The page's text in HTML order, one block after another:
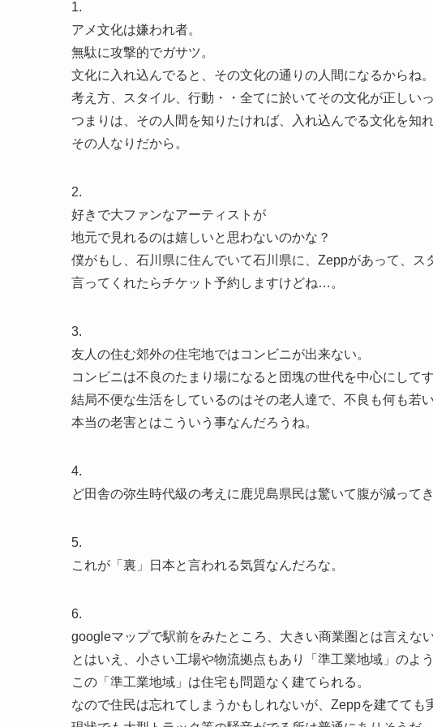
1.
アメ文化は嫌われ者。
無駄に攻撃的でガサツ。
文化に入れ込んでると、その文化の通りの人間になるからね。
考え方、スタイル、行動・・全てに於いてその文化が正しい
つまりは、その人間を知りたければ、入れ込んでる文化を知れ
その人なりだから。
2.
好きで大ファンなアーティストが
地元で見れるのは嬉しいと思わないのかな？
僕がもし、石川県に住んでいて石川県に、Zeppがあって、
言ってくれたらチケット予約しますけどね…。
3.
友人の住む郊外の住宅地ではコンビニが出来ない。
コンビニは不良のたまり場になると団塊の世代を中心にして
結局不便な生活をしているのはその老人達で、不良も何も若
本当の老害とはこういう事なんだろうね。
4.
ど田舎の弥生時代級の考えに鹿児島県民は驚いて腹が減って
5.
これが「裏」日本と言われる気質なんだろな。
6.
googleマップで駅前をみたところ、大きい商業圏とは言えな
とはいえ、小さい工場や物流拠点もあり「準工業地域」のよう
この「準工業地域」は住宅も問題なく建てられる。
なので住民は忘れてしまうかもしれないが、Zeppを建てても